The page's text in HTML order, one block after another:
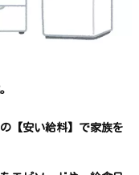
【安い給料】で家族を